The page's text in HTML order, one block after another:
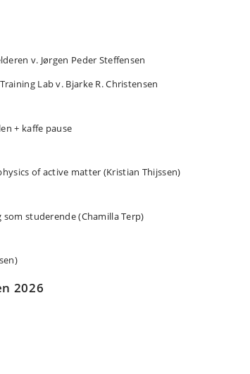
v. Jørgen Peder Steffensen
Lab v. Bjarke R. Christensen
+ kaffe pause
of active matter (Kristian Thijssen)
studerende (Chamilla Terp)
2026